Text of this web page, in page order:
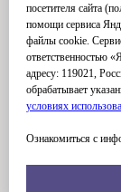
посетителя сайта
помощи сервиса
файлы cookie.
ответственностью
адресу: 119021,
обрабатывает
условиях
Ознакомиться с